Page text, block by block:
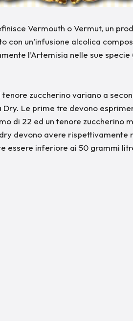
Vermouth o Vermut, un
con un’infusione alcolica
l’Artemisia nelle sue
tenore zuccherino variano a
Dry. Le prime tre devono
di 22 ed un tenore zuccherino
devono avere rispettivamente
essere inferiore ai 50 grammi